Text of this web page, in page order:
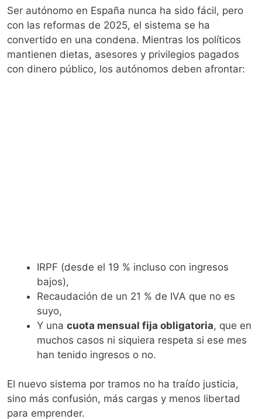
Ser autónomo en España nunca ha sido fácil, pero
con las reformas de 2025, el sistema se ha
convertido en una condena. Mientras los políticos
mantienen dietas, asesores y privilegios pagados
con dinero público, los autónomos deben afrontar:
IRPF (desde el 19 % incluso con ingresos
bajos),
Recaudación de un 21 % de IVA que no es
suyo,
Y una cuota mensual fija obligatoria, que en
muchos casos ni siquiera respeta si ese mes
han tenido ingresos o no.
El nuevo sistema por tramos no ha traído justicia,
sino más confusión, más cargas y menos libertad
para emprender.